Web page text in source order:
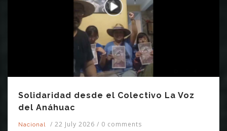
Solidaridad desde el Colectivo La Voz
del Anáhuac
Nacional / 22 July 2026 / 0 comments